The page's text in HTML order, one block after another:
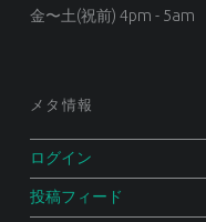
金〜土(祝前) 4pm - 5am
メタ情報
ログイン
投稿フィード